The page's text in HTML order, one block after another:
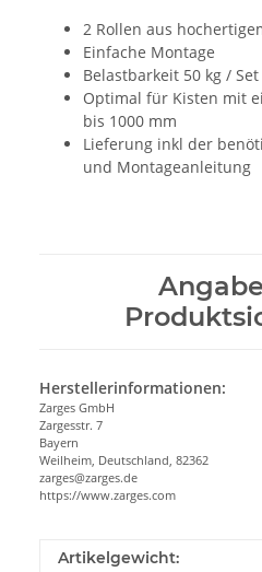
2 Rollen aus
Einfache Montage
Belastbarkeit 50 kg / Set
Optimal für Kisten mit
bis 1000 mm
Lieferung inkl der
und Montageanleitung
Herstellerinformationen:
Zarges GmbH
Zargesstr. 7
Bayern
Weilheim, Deutschland, 82362
zarges@zarges.de
https://www.zarges.com
Artikelgewicht: